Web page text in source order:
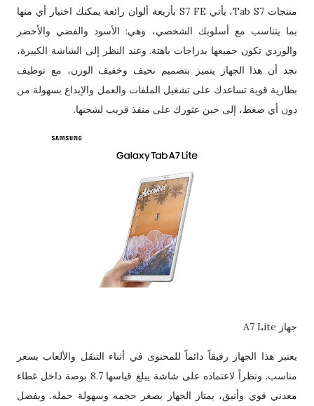
منتجات Tab S7، يأتي S7 FE بأربعة ألوان رائعة يمكنك اختيار أي منها
بما يتناسب مع أسلوبك الشخصي، وهي: الأسود والفضي والأخضر
والوردي تكون جميعها بدراجات باهتة. وعند النظر إلى الشاشة الكبيرة،
نجد أن هذا الجهاز يتميز بتصميم نحيف وخفيف الوزن، مع توظيف
بطارية قوية تساعدك على تشغيل الملفات والعمل والإبداع بسهولة من
دون أي ضغط، إلى حين عثورك على منفذ قريب لشحنها.
جهاز A7 Lite
يعتبر هذا الجهاز رفيقاً دائماً للمحتوى في أثناء التنقل والألعاب بسعر
مناسب. ونظراً لاعتماده على شاشة يبلغ قياسها 8.7 بوصة داخل غطاء
معدني قوي وأنيق، يمتاز الجهاز بصغر حجمه وسهولة حمله. وبفضل